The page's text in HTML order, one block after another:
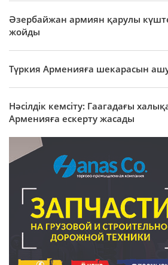
Әзербайжан армиян қарулы
жойды
Түркия Арменияға шекарасын
Нәсілдік кемсіту: Гаагадағы
Арменияға ескерту жасады